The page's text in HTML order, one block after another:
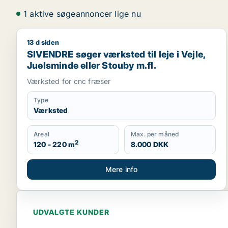
1 aktive søgeannoncer lige nu
SIVENDRE søger værksted til leje i Vejle,
13 d siden
SIVENDRE søger værksted til leje i Vejle,
Juelsminde eller Stouby m.fl.
Værksted for cnc fræser
Type
Værksted
Areal
120 - 220 m2
Max. per måned
8.000 DKK
Mere info
UDVALGTE KUNDER